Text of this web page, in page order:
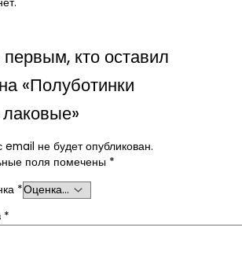
первым, кто оставил
«Полуботинки
не будет опубликован.
поля помечены *
*
*